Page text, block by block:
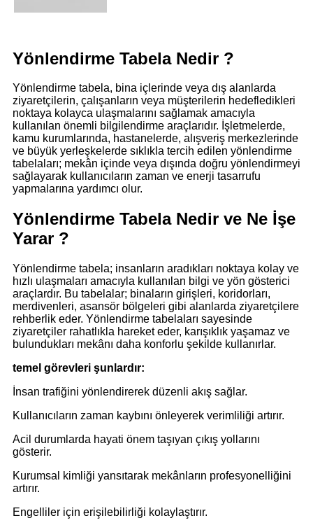
Yönlendirme Tabela Nedir ?
Yönlendirme tabela, bina içlerinde veya dış alanlarda
ziyaretçilerin, çalışanların veya müşterilerin hedefledikleri
noktaya kolayca ulaşmalarını sağlamak amacıyla
kullanılan önemli bilgilendirme araçlarıdır. İşletmelerde,
kamu kurumlarında, hastanelerde, alışveriş merkezlerinde
ve büyük yerleşkelerde sıklıkla tercih edilen yönlendirme
tabelaları; mekân içinde veya dışında doğru yönlendirmeyi
sağlayarak kullanıcıların zaman ve enerji tasarrufu
yapmalarına yardımcı olur.
Yönlendirme Tabela Nedir ve Ne İşe
Yarar ?
Yönlendirme tabela; insanların aradıkları noktaya kolay ve
hızlı ulaşmaları amacıyla kullanılan bilgi ve yön gösterici
araçlardır. Bu tabelalar; binaların girişleri, koridorları,
merdivenleri, asansör bölgeleri gibi alanlarda ziyaretçilere
rehberlik eder. Yönlendirme tabelaları sayesinde
ziyaretçiler rahatlıkla hareket eder, karışıklık yaşamaz ve
bulundukları mekânı daha konforlu şekilde kullanırlar.
temel görevleri şunlardır:
İnsan trafiğini yönlendirerek düzenli akış sağlar.
Kullanıcıların zaman kaybını önleyerek verimliliği artırır.
Acil durumlarda hayati önem taşıyan çıkış yollarını
gösterir.
Kurumsal kimliği yansıtarak mekânların profesyonelliğini
artırır.
Engelliler için erişilebilirliği kolaylaştırır.